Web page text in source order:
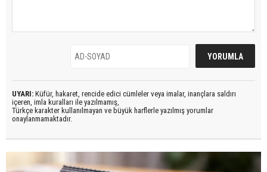
UYARI: Küfür, hakaret, rencide edici cümleler veya imalar, inançlara saldırı
içeren, imla kuralları ile yazılmamış,
Türkçe karakter kullanılmayan ve büyük harflerle yazılmış yorumlar
onaylanmamaktadır.